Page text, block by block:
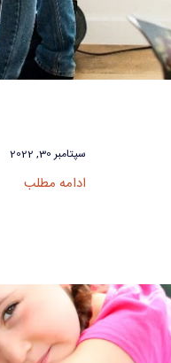
سپتامبر 30, 2022
ادامه مطلب